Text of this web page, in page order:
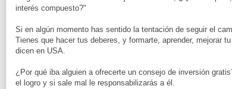
interés compuesto?"
Si en algún momento has sentido la tentación de seguir el
Tienes que hacer tus deberes, y formarte, aprender, mejorar
dicen en USA.
¿Por qué iba alguien a ofrecerte un consejo de inversión
el logro y si sale mal le responsabilizarás a él.